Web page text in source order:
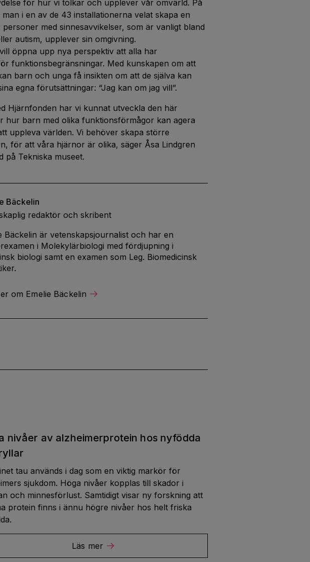
för hur vi tolkar och upplever vår omvärld. På
i en av de 43 installationerna velat skapa en
med sinnesavvikelser, som är vanligt bland
autism, upplever sin omgivning.
öppna upp nya perspektiv att alla har
funktionsbegränsningar. Med kunskapen om att
barn och unga få insikten om att de själva kan
egna förutsättningar: “Jag kan om jag vill”.
Hjärnfonden har vi kunnat utveckla den här
hur barn med olika funktionsförmågor kan agera
uppleva världen. Vi behöver skapa större
för att våra hjärnor är olika, säger Åsa Lindgren
på Tekniska museet.
Bäckelin
redaktör och skribent
Bäckelin är vetenskapsjournalist och har en
i Molekylärbiologi med fördjupning i
biologi samt en examen som Leg. Biomedicinsk
om Emelie Bäckelin
nivåer av alzheimerprotein hos nyfödda
tau används i dag som en viktig markör för
sjukdom. Höga nivåer kopplas till skador i
och minnesförlust. Samtidigt visar ny forskning att
protein finns i ännu högre nivåer hos helt friska
Läs mer